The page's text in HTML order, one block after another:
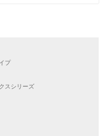
プ
スシリーズ